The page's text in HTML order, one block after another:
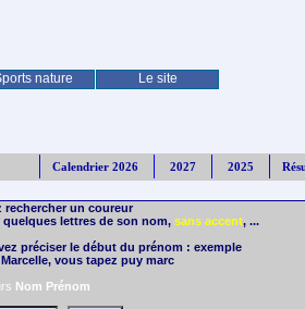
nature Le site
Calendrier 2026 2027 2025
rechercher un coureur
lettres de son nom, sans accent, ...
préciser le début du prénom : exemple
vous tapez puy marc
Nom Prénom